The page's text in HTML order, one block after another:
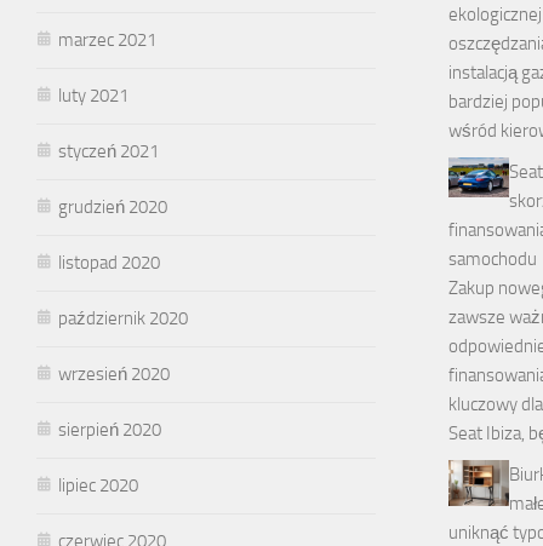
marzec 2021
luty 2021
styczeń 2021
grudzień 2020
listopad 2020
październik 2020
wrzesień 2020
sierpień 2020
lipiec 2020
czerwiec 2020
instalacją
bardziej
wśród
samochodu
Zakup
zawsze
kluczowy
Seat Ibiza,
uniknąć